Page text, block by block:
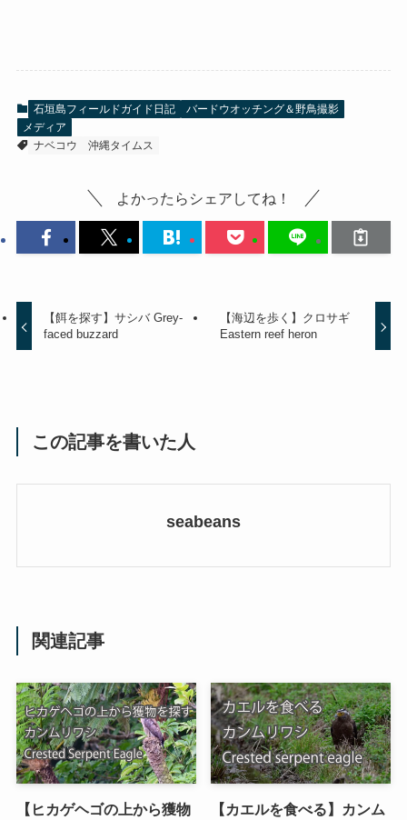
石垣島フィールドガイド日記
バードウオッチング＆野鳥撮影
メディア
ナベコウ
沖縄タイムス
よかったらシェアしてね！
【餌を探す】サシバ Grey-
faced buzzard
【海辺を歩く】クロサギ
Eastern reef heron
この記事を書いた人
seabeans
関連記事
【ヒカゲヘゴの上から獲物 【カエルを食べる】カンム